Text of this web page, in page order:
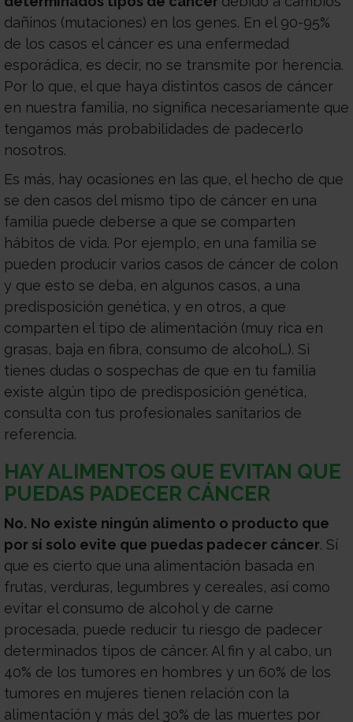
dañinos (mutaciones) en los genes. En el 90-95%
de los casos el cáncer es una enfermedad
esporádica, es decir, no se transmite por herencia.
Por lo que, el que haya distintos casos de cáncer
en nuestra familia, no significa necesariamente que
tengamos más probabilidades de padecerlo
nosotros.
Es más, hay ocasiones en las que, el hecho de que
se den casos del mismo tipo de cáncer en una
familia puede deberse a que se comparten
hábitos de vida. Por ejemplo, en una familia se
pueden producir varios casos de cáncer de colon
y que esto se deba, en algunos casos, a una
predisposición genética, y en otros, a que
comparten el tipo de alimentación (muy rica en
grasas, baja en fibra, consumo de alcohol…). Si
tienes dudas o sospechas de que en tu familia
existe algún tipo de predisposición genética,
consulta con tus profesionales sanitarios de
referencia.
HAY ALIMENTOS QUE EVITAN QUE
PUEDAS PADECER CÁNCER
No. No existe ningún alimento o producto que
por sí solo evite que puedas padecer cáncer. Sí
que es cierto que una alimentación basada en
frutas, verduras, legumbres y cereales, así como
evitar el consumo de alcohol y de carne
procesada, puede reducir tu riesgo de padecer
determinados tipos de cáncer. Al fin y al cabo, un
40% de los tumores en hombres y un 60% de los
tumores en mujeres tienen relación con la
alimentación y más del 30% de las muertes por